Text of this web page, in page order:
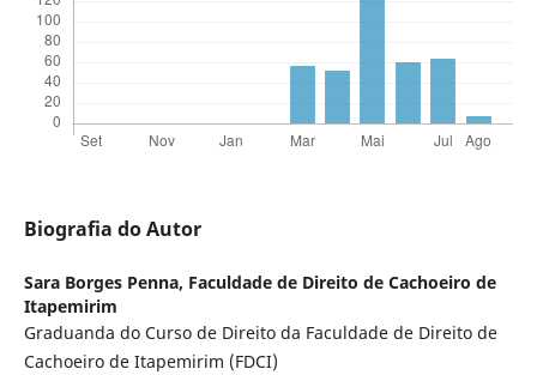
Biografia do Autor
Sara Borges Penna, Faculdade de Direito de Cachoeiro de
Itapemirim
Graduanda do Curso de Direito da Faculdade de Direito de
Cachoeiro de Itapemirim (FDCI)